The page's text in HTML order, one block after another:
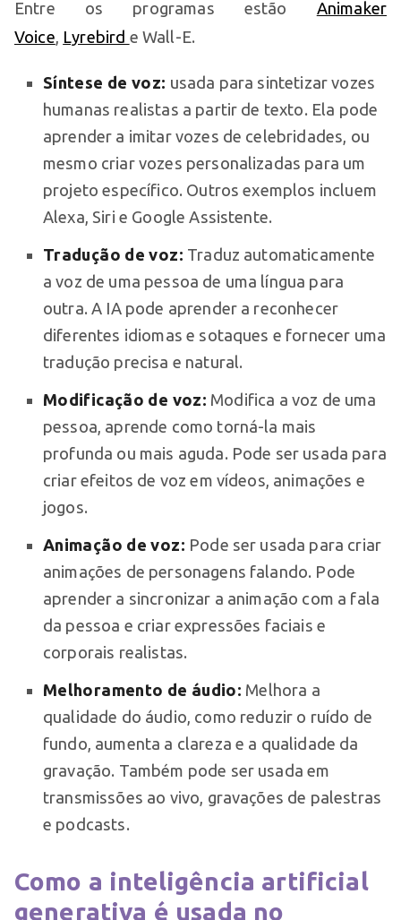
Entre os programas estão Animaker
Voice, Lyrebird e Wall-E.
Síntese de voz: usada para sintetizar vozes
humanas realistas a partir de texto. Ela pode
aprender a imitar vozes de celebridades, ou
mesmo criar vozes personalizadas para um
projeto específico. Outros exemplos incluem
Alexa, Siri e Google Assistente.
Tradução de voz: Traduz automaticamente
a voz de uma pessoa de uma língua para
outra. A IA pode aprender a reconhecer
diferentes idiomas e sotaques e fornecer uma
tradução precisa e natural.
Modificação de voz: Modifica a voz de uma
pessoa, aprende como torná-la mais
profunda ou mais aguda. Pode ser usada para
criar efeitos de voz em vídeos, animações e
jogos.
Animação de voz: Pode ser usada para criar
animações de personagens falando. Pode
aprender a sincronizar a animação com a fala
da pessoa e criar expressões faciais e
corporais realistas.
Melhoramento de áudio: Melhora a
qualidade do áudio, como reduzir o ruído de
fundo, aumenta a clareza e a qualidade da
gravação. Também pode ser usada em
transmissões ao vivo, gravações de palestras
e podcasts.
Como a inteligência artificial
generativa é usada no